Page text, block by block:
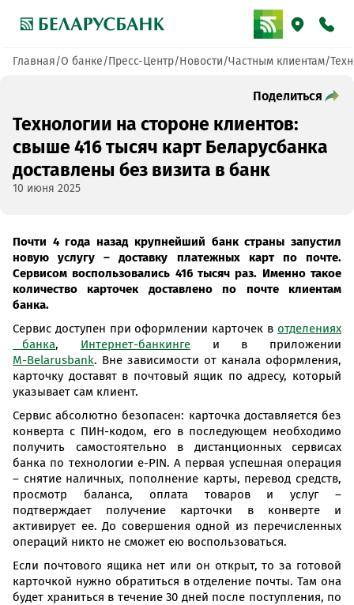
Главная О банке Пресс-Центр Новости Частным клиентам
Поделиться
Технологии на стороне клиентов:
свыше 416 тысяч карт Беларусбанка
доставлены без визита в банк
10 июня 2025
Почти 4 года назад крупнейший банк страны запустил
новую услугу – доставку платежных карт по почте.
Сервисом воспользовались 416 тысяч раз. Именно такое
количество карточек доставлено по почте клиентам
банка.
Сервис доступен при оформлении карточек в отделениях
банка, Интернет-банкингеи в приложении
М-Belarusbank. Вне зависимости от канала оформления,
карточку доставят в почтовый ящик по адресу, который
указывает сам клиент.
Сервис абсолютно безопасен: карточка доставляется без
конверта с ПИН-кодом, его в последующем необходимо
получить самостоятельно в дистанционных сервисах
банка по технологии e-PIN. А первая успешная операция
– снятие наличных, пополнение карты, перевод средств,
просмотр баланса, оплата товаров и услуг –
подтверждает получение карточки в конверте и
активирует ее. До совершения одной из перечисленных
операций никто не сможет ею воспользоваться.
Если почтового ящика нет или он открыт, то за готовой
карточкой нужно обратиться в отделение почты. Там она
будет храниться в течение 30 дней после поступления, по